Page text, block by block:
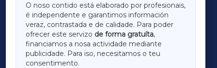
O noso contido está elaborado por profesionais,
é independente e garantimos información
veraz, contrastada e de calidade. Para poder
ofrecer este servizo de forma gratuíta,
financiamos a nosa actividade mediante
publicidade. Para iso, necesitamos o teu
consentimento.
LUGOXA
TERRACHAXA